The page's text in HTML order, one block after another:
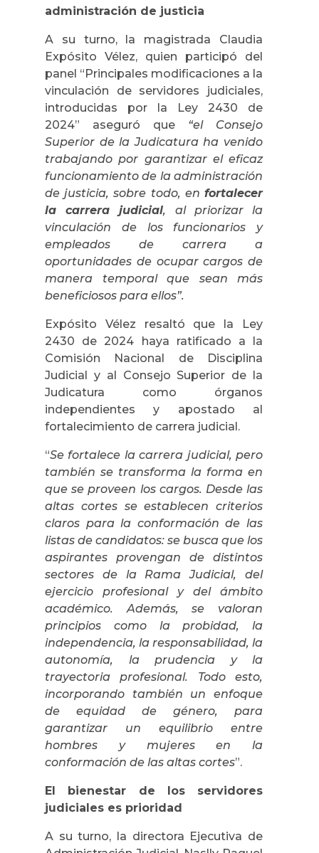
administración de justicia
A su turno, la magistrada Claudia
Expósito Vélez, quien participó del
panel “Principales modificaciones a la
vinculación de servidores judiciales,
introducidas por la Ley 2430 de
2024” aseguró que “el Consejo
Superior de la Judicatura ha venido
trabajando por garantizar el eficaz
funcionamiento de la administración
de justicia, sobre todo, en fortalecer
la carrera judicial, al priorizar la
vinculación de los funcionarios y
empleados de carrera a
oportunidades de ocupar cargos de
manera temporal que sean más
beneficiosos para ellos”.
Expósito Vélez resaltó que la Ley
2430 de 2024 haya ratificado a la
Comisión Nacional de Disciplina
Judicial y al Consejo Superior de la
Judicatura como órganos
independientes y apostado al
fortalecimiento de carrera judicial.
“Se fortalece la carrera judicial, pero
también se transforma la forma en
que se proveen los cargos. Desde las
altas cortes se establecen criterios
claros para la conformación de las
listas de candidatos: se busca que los
aspirantes provengan de distintos
sectores de la Rama Judicial, del
ejercicio profesional y del ámbito
académico. Además, se valoran
principios como la probidad, la
independencia, la responsabilidad, la
autonomía, la prudencia y la
trayectoria profesional. Todo esto,
incorporando también un enfoque
de equidad de género, para
garantizar un equilibrio entre
hombres y mujeres en la
conformación de las altas cortes”.
El bienestar de los servidores
judiciales es prioridad
A su turno, la directora Ejecutiva de